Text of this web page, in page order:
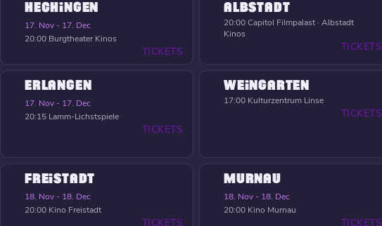
HECHINGEN
17. Nov - 17. Dec
20:00 Burgtheater Kinos
TICKETS
ALBSTADT
20:00Capitol Filmpalast · Albstadt
Kinos
TICKETS
ERLANGEN
17. Nov - 17. Dec
20:15 Lamm-Lichstspiele
TICKETS
WEINGARTEN
17:00 Kulturzentrum Linse
TICKETS
FREISTADT
18. Nov - 18. Dec
20:00 Kino Freistadt
TICKETS
MURNAU
18. Nov - 18. Dec
20:00 Kino Murnau
TICKETS